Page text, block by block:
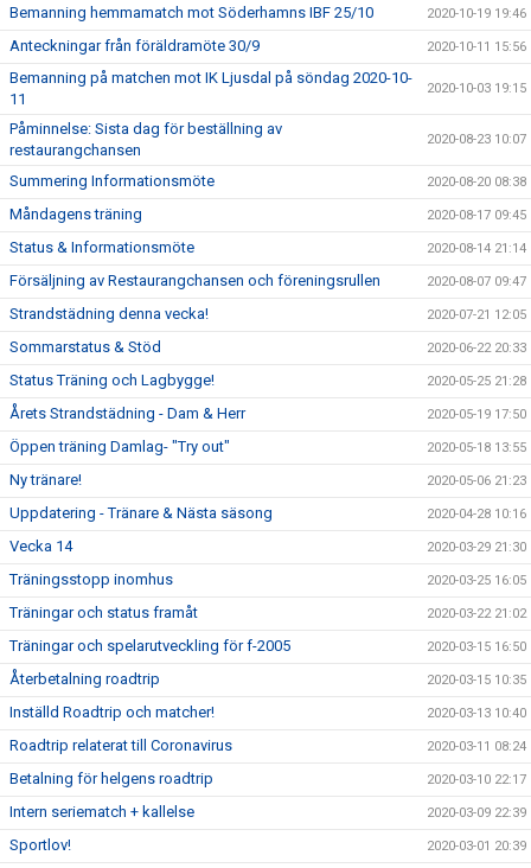
Bemanning hemmamatch mot Söderhamns IBF 25/10 2020-10-19 19:46
Anteckningar från föräldramöte 30/9 2020-10-11 15:56
Bemanning på matchen mot IK Ljusdal på söndag 2020-10-
11
2020-10-03 19:15
Påminnelse: Sista dag för beställning av
restaurangchansen
2020-08-23 10:07
Summering Informationsmöte 2020-08-20 08:38
Måndagens träning 2020-08-17 09:45
Status & Informationsmöte 2020-08-14 21:14
Försäljning av Restaurangchansen och föreningsrullen 2020-08-07 09:47
Strandstädning denna vecka! 2020-07-21 12:05
Sommarstatus & Stöd 2020-06-22 20:33
Status Träning och Lagbygge! 2020-05-25 21:28
Årets Strandstädning - Dam & Herr 2020-05-19 17:50
Öppen träning Damlag- "Try out" 2020-05-18 13:55
Ny tränare! 2020-05-06 21:23
Uppdatering - Tränare & Nästa säsong 2020-04-28 10:16
Vecka 14 2020-03-29 21:30
Träningsstopp inomhus 2020-03-25 16:05
Träningar och status framåt 2020-03-22 21:02
Träningar och spelarutveckling för f-2005 2020-03-15 16:50
Återbetalning roadtrip 2020-03-15 10:35
Inställd Roadtrip och matcher! 2020-03-13 10:40
Roadtrip relaterat till Coronavirus 2020-03-11 08:24
Betalning för helgens roadtrip 2020-03-10 22:17
Intern seriematch + kallelse 2020-03-09 22:39
Sportlov! 2020-03-01 20:39